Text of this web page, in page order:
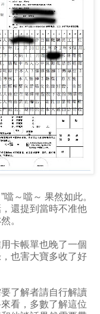
～噹～ 果然如此。
還提到當時不准他
。
卡帳單也晚了一個
也害大寶多收了好
了解者請自行解讀
看，多數了解這位